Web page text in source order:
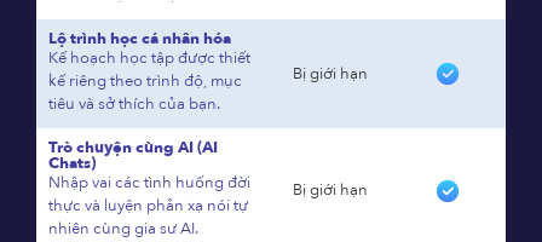
Lộ trình học cá nhân hóa
Kế hoạch học tập được thiết
kế riêng theo trình độ, mục
tiêu và sở thích của bạn.
Bị giới hạn
Trò chuyện cùng AI (AI
Chats)
Nhập vai các tình huống đời
thực và luyện phản xạ nói tự
nhiên cùng gia sư AI.
Bị giới hạn